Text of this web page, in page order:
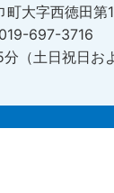
大字西徳田第
697-3716
（土日祝日お